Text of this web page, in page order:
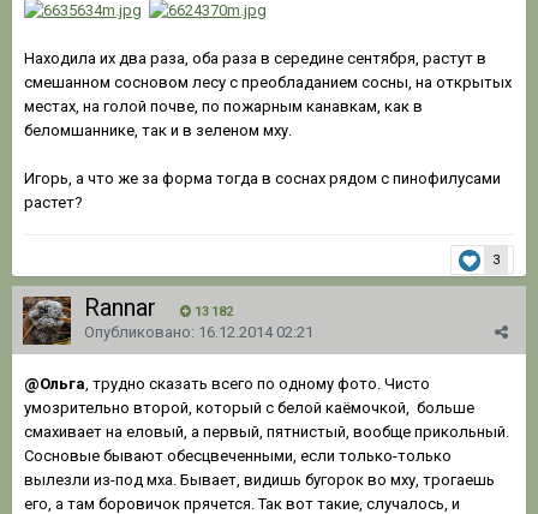
Находила их два раза, оба раза в середине сентября, растут в
смешанном сосновом лесу с преобладанием сосны, на открытых
местах, на голой почве, по пожарным канавкам, как в
беломшаннике, так и в зеленом мху.
Игорь, а что же за форма тогда в соснах рядом с пинофилусами
растет?
3
Rannar 13 182
Опубликовано: 16.12.2014 02:21
@Ольга , трудно сказать всего по одному фото. Чисто
умозрительно второй, который с белой каёмочкой, больше
смахивает на еловый, а первый, пятнистый, вообще прикольный.
Сосновые бывают обесцвеченными, если только-только
вылезли из-под мха. Бывает, видишь бугорок во мху, трогаешь
его, а там боровичок прячется. Так вот такие, случалось, и